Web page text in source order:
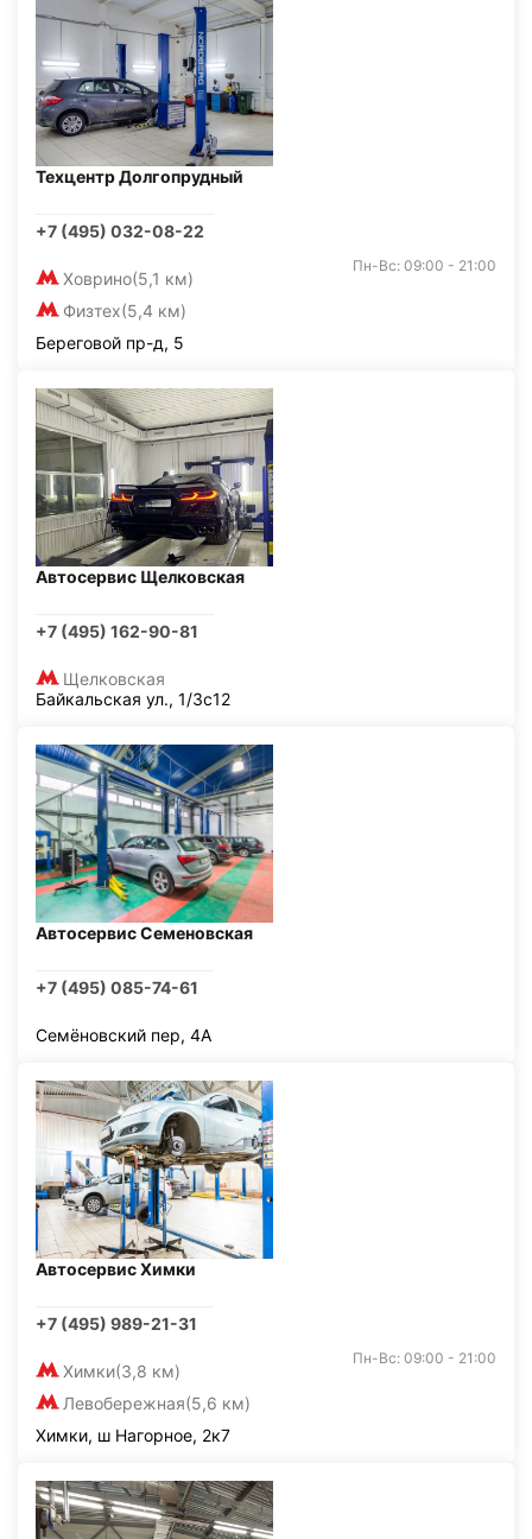
Техцентр Долгопрудный
+7 (495) 032-08-22
Ховрино(5,1 км)
Физтех(5,4 км)
Пн-Вс: 09:00 - 21:00
Береговой пр-д, 5
Автосервис Щелковская
+7 (495) 162-90-81
Щелковская
Байкальская ул., 1/3с12
Автосервис Семеновская
+7 (495) 085-74-61
Семёновский пер, 4А
Автосервис Химки
+7 (495) 989-21-31
Химки(3,8 км)
Левобережная(5,6 км)
Пн-Вс: 09:00 - 21:00
Химки, ш Нагорное, 2к7